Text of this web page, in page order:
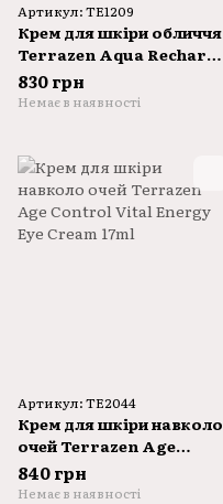
Артикул: TE1209
Крем для шкіри обличчя
Terrazen Aqua Recharge
Moist Gel Cream 60g
830 грн
Немає в наявності
Артикул: TE2044
Крем для шкіри навколо
очей Terrazen Age
Control Vital Energy Eye
Cream 17ml
840 грн
Немає в наявності